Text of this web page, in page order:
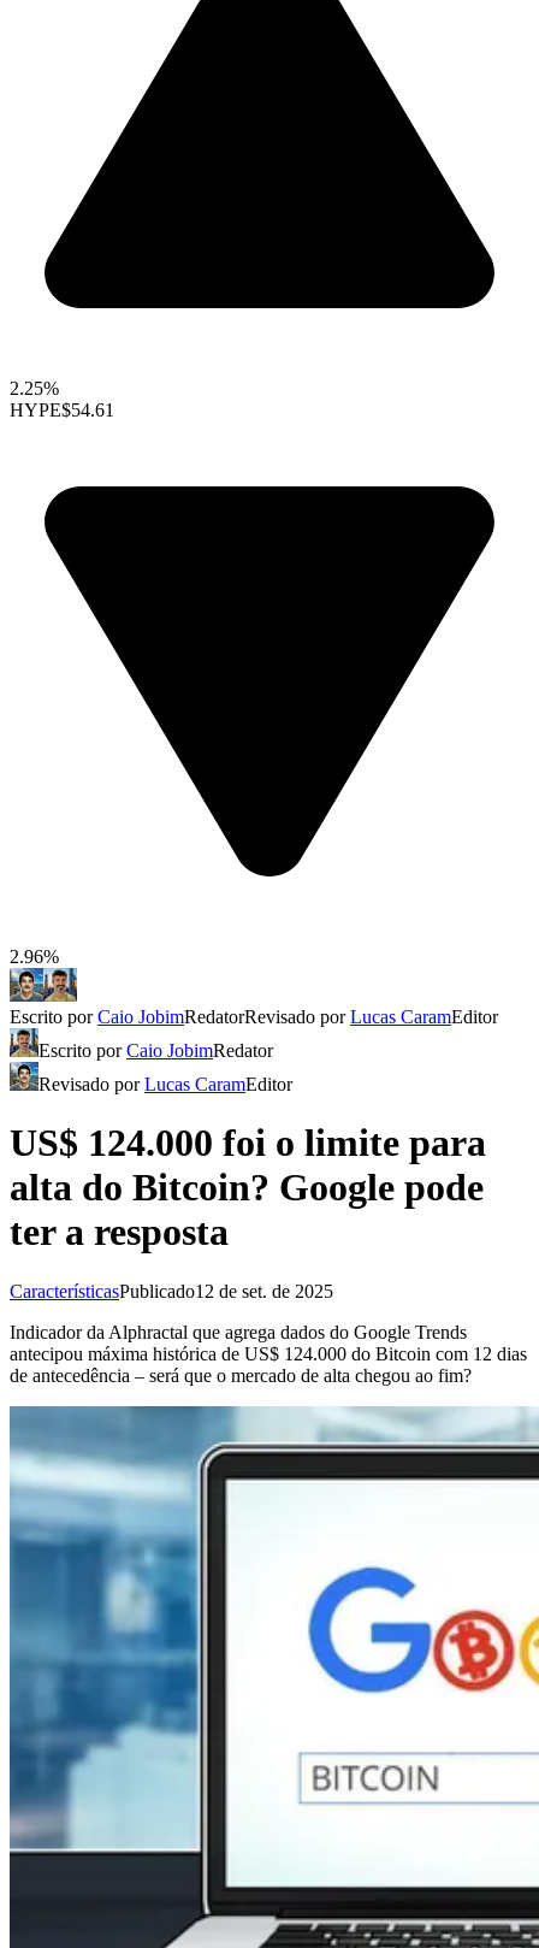
2.25%
HYPE$54.61
2.96%
Escrito porCaio JobimRedatorRevisado porLucas CaramEditor
Escrito porCaio JobimRedator
Revisado porLucas CaramEditor
US$ 124.000 foi o limite para
alta do Bitcoin? Google pode
ter a resposta
CaracterísticasPublicado12 de set. de 2025
Indicador da Alphractal que agrega dados do Google Trends
antecipou máxima histórica de US$ 124.000 do Bitcoin com 12 dias
de antecedência – será que o mercado de alta chegou ao fim?